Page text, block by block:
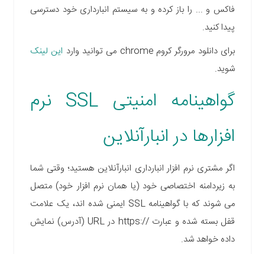
فاکس و ... را باز کرده و به سیستم انبارداری خود دسترسی
پیدا کنید.
برای دانلود مرورگر کروم chrome می توانید وارد
این لینک
شوید.
گواهینامه امنیتی SSL نرم
افزارها در انبارآنلاین
اگر مشتری نرم افزار انبارداری انبارآنلاین هستید؛ وقتی شما
به زیردامنه اختصاصی خود (یا همان نرم افزار خود) متصل
می شوند که با گواهینامه SSL ایمنی شده اند، یک علامت
قفل بسته شده و عبارت //:https در URL (آدرس) نمایش
داده خواهد شد.